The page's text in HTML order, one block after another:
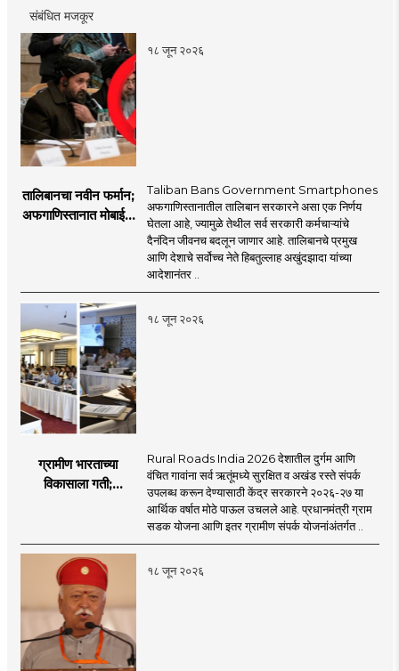
संबंधित मजकूर
१८ जून २०२६
तालिबानचा नवीन फर्मान;
अफगाणिस्तानात मोबाईल
Taliban Bans Government Smartphones
अफगाणिस्तानातील तालिबान सरकारने असा एक निर्णय
घेतला आहे, ज्यामुळे तेथील सर्व सरकारी कर्मचाऱ्यांचे
दैनंदिन जीवनच बदलून जाणार आहे. तालिबानचे प्रमुख
आणि देशाचे सर्वोच्च नेते हिबतुल्लाह अखुंदझादा यांच्या
आदेशानंतर ..
१८ जून २०२६
ग्रामीण भारताच्या
विकासाला गती;
लक्ष्य!
Rural Roads India 2026 देशातील दुर्गम आणि
वंचित गावांना सर्व ऋतूंमध्ये सुरक्षित व अखंड रस्ते संपर्क
उपलब्ध करून देण्यासाठी केंद्र सरकारने २०२६-२७ या
आर्थिक वर्षात मोठे पाऊल उचलले आहे. प्रधानमंत्री ग्राम
सडक योजना आणि इतर ग्रामीण संपर्क योजनांअंतर्गत ..
१८ जून २०२६